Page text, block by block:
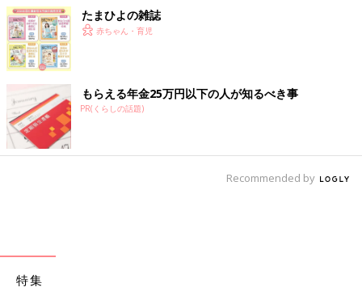
出典：Instagramアカウント「arsk729」
たまひよの雑誌
赤ちゃん・育児
もらえる年金25万円以下の人が知るべき事
PR(くらしの話題)
Recommended by
特集